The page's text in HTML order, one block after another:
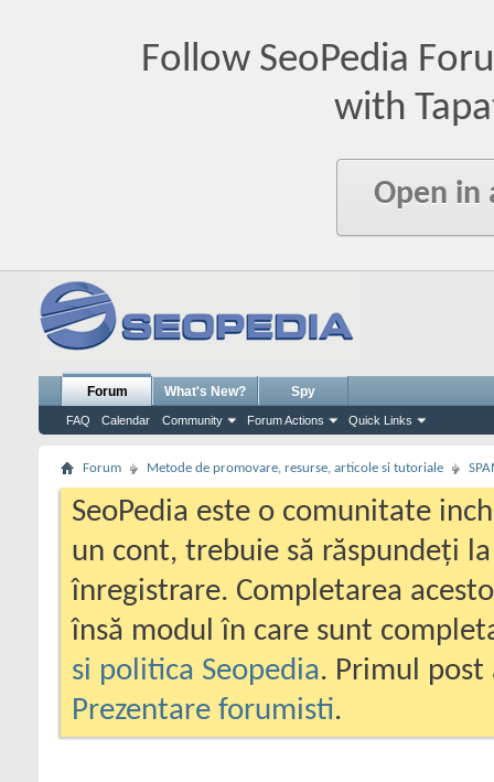
Follow SeoPedia
with
Open in
Forum
FAQ Calendar Community Forum Actions Quick Links
What's New? Spy
Forum Metode de promovare, resurse, articole si tutoriale
SeoPedia este o comunitate
un cont, trebuie să răspundeți
înregistrare. Completarea
însă modul în care sunt
si politica Seopedia. Primul
Prezentare forumisti.